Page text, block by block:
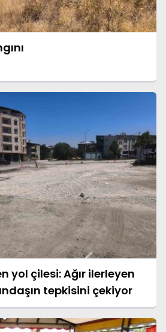
yol çilesi: Ağır ilerleyen
tepkisini çekiyor